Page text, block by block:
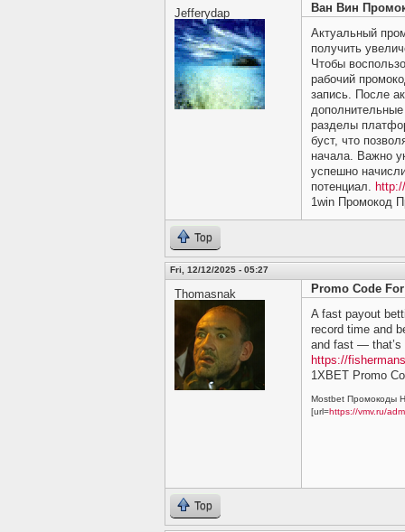
Jefferydap
Ван Вин
Актуальный
получить
Чтобы
рабочий
запись. После
разделы
буст, что
начала. Важно
успешно
потенциал.
1win Промокод
Top
Fri, 12/12/2025 - 05:27
Thomasnak
Promo Code
A fast payout
record time and
and fast — that’s
https://
1XBET Promo
Mostbet Промокоды
[url=https://vmv.ru/
Top